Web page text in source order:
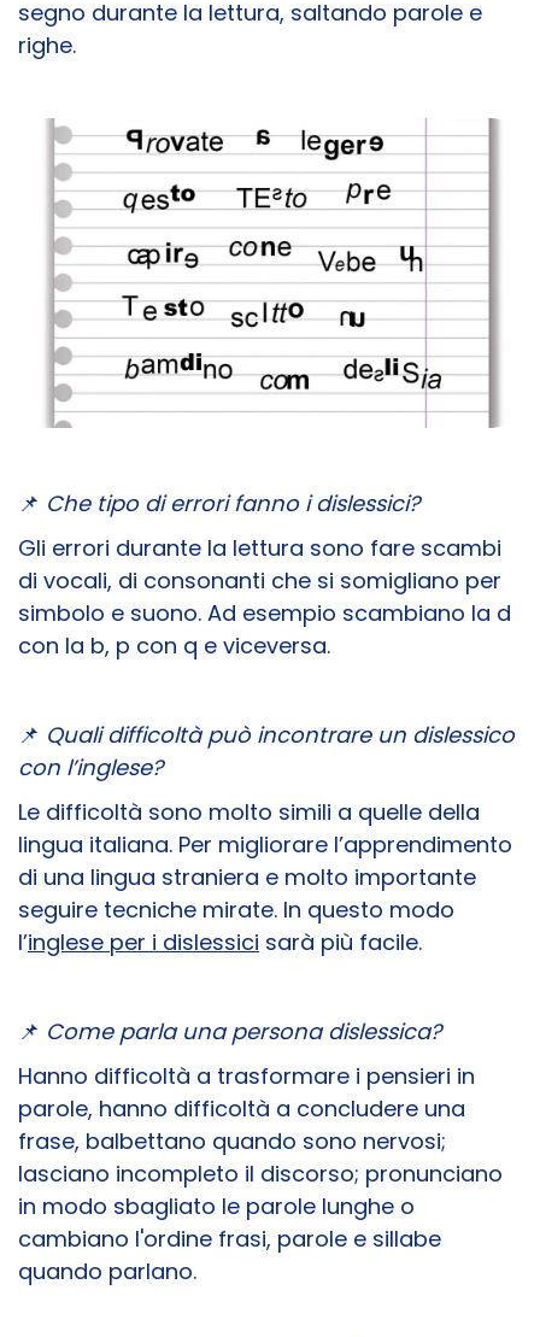
segno durante la lettura, saltando parole e
righe.
📌 Che tipo di errori fanno i dislessici?
Gli errori durante la lettura sono fare scambi
di vocali, di consonanti che si somigliano per
simbolo e suono. Ad esempio scambiano la d
con la b, p con q e viceversa.
📌 Quali difficoltà può incontrare un dislessico
con l’inglese?
Le difficoltà sono molto simili a quelle della
lingua italiana. Per migliorare l’apprendimento
di una lingua straniera e molto importante
seguire tecniche mirate. In questo modo
l’inglese per i dislessici sarà più facile.
📌 Come parla una persona dislessica?
Hanno difficoltà a trasformare i pensieri in
parole, hanno difficoltà a concludere una
frase, balbettano quando sono nervosi;
lasciano incompleto il discorso; pronunciano
in modo sbagliato le parole lunghe o
cambiano l'ordine frasi, parole e sillabe
quando parlano.